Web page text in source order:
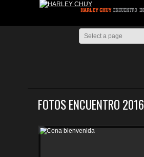
FOTOS ENCUENTRO 2016